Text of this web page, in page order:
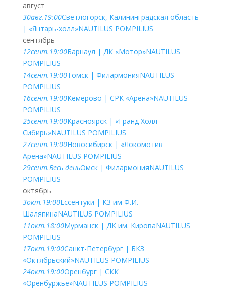
август
30авг. 19:00Светлогорск, Калининградская область
| «Янтарь-холл»NAUTILUS POMPILIUS
сентябрь
12сент. 19:00Барнаул | ДК «Мотор»NAUTILUS
POMPILIUS
14сент. 19:00Томск | ФилармонияNAUTILUS
POMPILIUS
16сент. 19:00Кемерово | СРК «Арена»NAUTILUS
POMPILIUS
25сент. 19:00Красноярск | «Гранд Холл
Сибирь»NAUTILUS POMPILIUS
27сент. 19:00Новосибирск | «Локомотив
Арена»NAUTILUS POMPILIUS
29сент.Весь деньОмск | ФилармонияNAUTILUS
POMPILIUS
октябрь
3окт. 19:00Ессентуки | КЗ им Ф.И.
ШаляпинаNAUTILUS POMPILIUS
11окт. 18:00Мурманск | ДК им. КироваNAUTILUS
POMPILIUS
17окт. 19:00Санкт-Петербург | БКЗ
«Октябрьский»NAUTILUS POMPILIUS
24окт. 19:00Оренбург | СКК
«Оренбуржье»NAUTILUS POMPILIUS